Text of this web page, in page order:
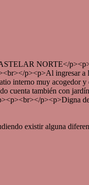
NORTE</
p><p>Al
interno muy
cuenta también con
existir alguna